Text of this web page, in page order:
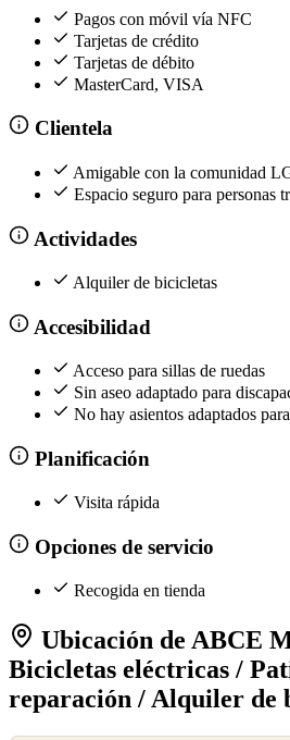
Pagos con móvil vía NFC
Tarjetas de crédito
Tarjetas de débito
MasterCard, VISA
Clientela
Amigable con la comunidad
Espacio seguro para personas
Actividades
Alquiler de bicicletas
Accesibilidad
Acceso para sillas de ruedas
Sin aseo adaptado para
No hay asientos adaptados
Planificación
Visita rápida
Opciones de servicio
Recogida en tienda
Ubicación de ABCE
Bicicletas eléctricas /
reparación / Alquiler de